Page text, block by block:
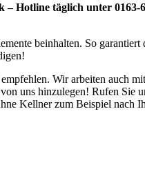
Hotline täglich unter 0163-
beinhalten. So
Wir arbeiten auch
uns hinzulegen! Rufen Sie
Kellner zum Beispiel nach